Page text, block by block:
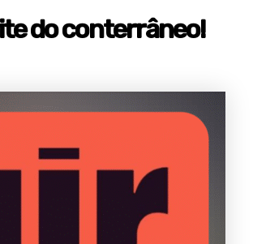
do conterrâneo!